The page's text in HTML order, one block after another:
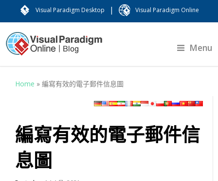
Visual Paradigm Desktop | Visual Paradigm Online
Menu
Home »編寫有效的電子郵件信息圖
編寫有效的電子郵件信
息圖